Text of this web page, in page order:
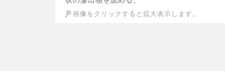
画像をクリックすると拡大表示します。